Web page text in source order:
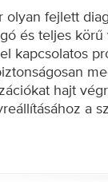
olyan fejlett
és teljes
kapcsolatos
hajt
a